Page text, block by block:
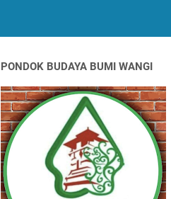
PONDOK BUDAYA BUMI WANGI